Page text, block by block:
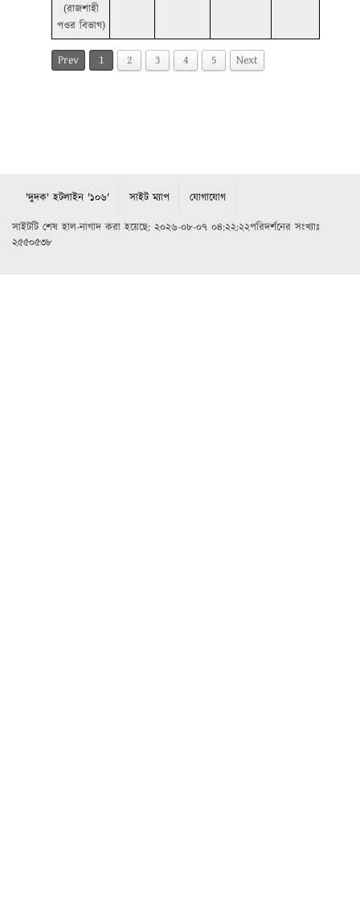
(রাজশাহী
পওর বিভাগ)
Prev 1 2 3 4 5 Next
'দুদক' হটলাইন '১০৬' সাইট ম্যাপ যোগাযোগ
সাইটটি শেষ হাল-নাগাদ করা হয়েছে: ২০২৬-০৮-০৭ ০৪:২২:২২পরিদর্শনের সংখ্যাঃ
২৫৫০৫৩৮